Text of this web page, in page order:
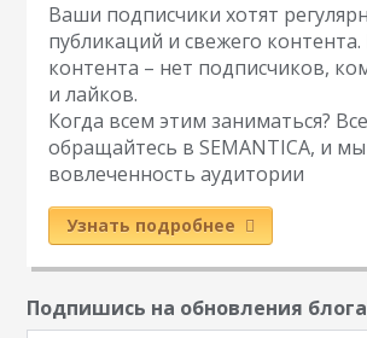
Ваши подписчики хотят
публикаций и свежего контента.
контента – нет подписчиков,
и лайков.
Когда всем этим заниматься?
обращайтесь в SEMANTICA, и
вовлеченность аудитории
Узнать подробнее
Подпишись на обновления блога